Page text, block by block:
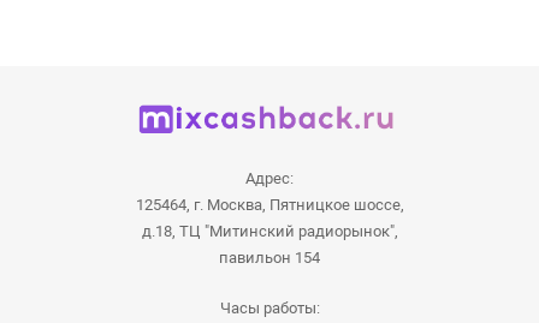
Адрес:
125464, г. Москва, Пятницкое шоссе,
д.18, ТЦ "Митинский радиорынок",
павильон 154
Часы работы: